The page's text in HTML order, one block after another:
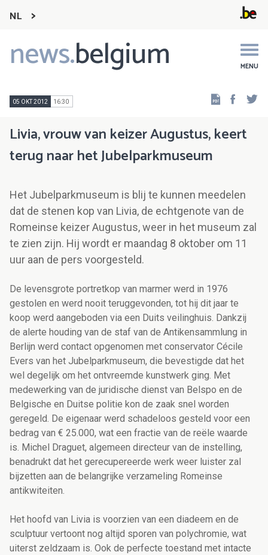
NL
news.belgium MENU
Main
navigation
05 OKT 2012 16:30
Livia, vrouw van keizer Augustus, keert
terug naar het Jubelparkmuseum
Het Jubelparkmuseum is blij te kunnen meedelen
dat de stenen kop van Livia, de echtgenote van de
Romeinse keizer Augustus, weer in het museum zal
te zien zijn. Hij wordt er maandag 8 oktober om 11
uur aan de pers voorgesteld.
De levensgrote portretkop van marmer werd in 1976
gestolen en werd nooit teruggevonden, tot hij dit jaar te
koop werd aangeboden via een Duits veilinghuis. Dankzij
de alerte houding van de staf van de Antikensammlung in
Berlijn werd contact opgenomen met conservator Cécile
Evers van het Jubelparkmuseum, die bevestigde dat het
wel degelijk om het ontvreemde kunstwerk ging. Met
medewerking van de juridische dienst van Belspo en de
Belgische en Duitse politie kon de zaak snel worden
geregeld. De eigenaar werd schadeloos gesteld voor een
bedrag van € 25.000, wat een fractie van de reële waarde
is. Michel Draguet, algemeen directeur van de instelling,
benadrukt dat het gerecupereerde werk weer luister zal
bijzetten aan de belangrijke verzameling Romeinse
antikwiteiten.
Het hoofd van Livia is voorzien van een diadeem en de
sculptuur vertoont nog altijd sporen van polychromie, wat
uiterst zeldzaam is. Ook de perfecte toestand met intacte